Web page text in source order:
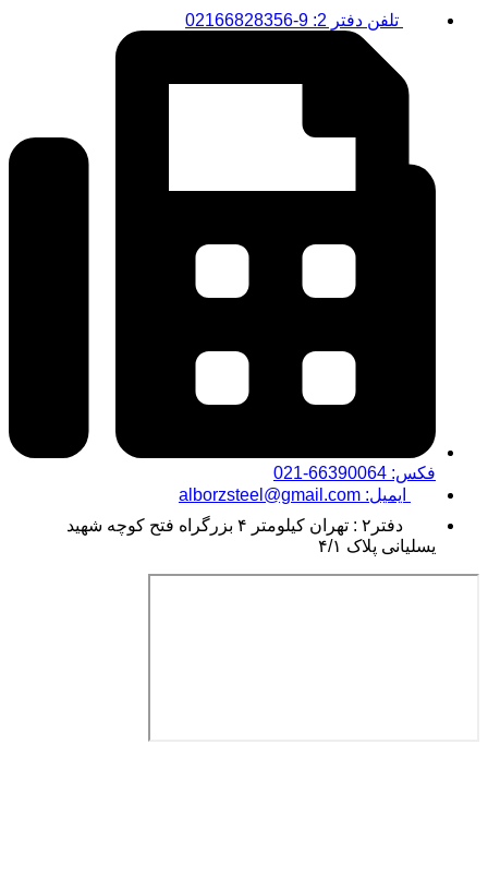
تلفن دفتر 2: 9-02166828356
فکس: 66390064-021
ایمیل: alborzsteel@gmail.com
دفتر۲ : تهران کیلومتر ۴ بزرگراه فتح کوچه شهید
یسلیانی پلاک ۴/۱